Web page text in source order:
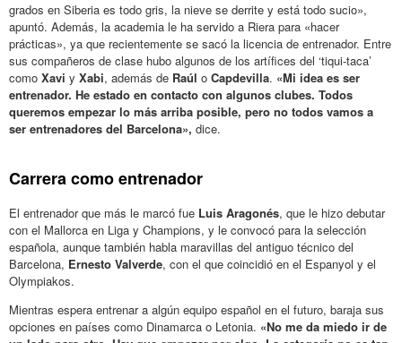
grados en Siberia es todo gris, la nieve se derrite y está todo sucio»,
apuntó. Además, la academia le ha servido a Riera para «hacer
prácticas», ya que recientemente se sacó la licencia de entrenador. Entre
sus compañeros de clase hubo algunos de los artífices del ‘tiqui-taca’
como Xavi y Xabi, además de Raúl o Capdevilla. «Mi idea es ser
entrenador. He estado en contacto con algunos clubes. Todos
queremos empezar lo más arriba posible, pero no todos vamos a
ser entrenadores del Barcelona», dice.
Carrera como entrenador
El entrenador que más le marcó fue Luis Aragonés, que le hizo debutar
con el Mallorca en Liga y Champions, y le convocó para la selección
española, aunque también habla maravillas del antiguo técnico del
Barcelona, Ernesto Valverde, con el que coincidió en el Espanyol y el
Olympiakos.
Mientras espera entrenar a algún equipo español en el futuro, baraja sus
opciones en países como Dinamarca o Letonia. «No me da miedo ir de